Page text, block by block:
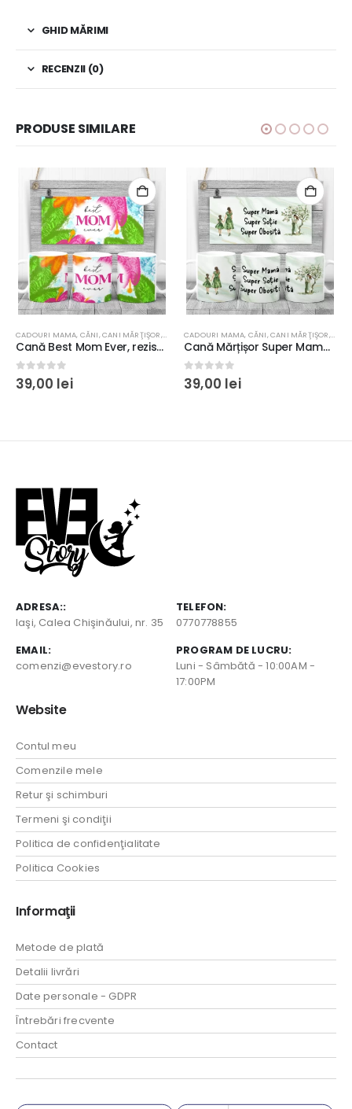
GHID MĂRIMI
RECENZII (0)
PRODUSE SIMILARE
CADOURI MAMA, CĂNI,CANI MĂRŢIŞOR,MĂRŢIŞOR
Cană Best Mom Ever, rezistentă la maşina de spălat vase, 350ml
0out of 5
39,00 lei
CADOURI MAMA, CĂNI,CANI MĂRŢIŞOR,
Cană Mărțișor Super Mamă, rezistentă la maşina de spălat vase, 350ml
0out of 5
39,00 lei
ADRESA::
Iaşi, Calea Chişinăului, nr. 35
TELEFON:
0770778855
EMAIL:
comenzi@evestory.ro
PROGRAM DE LUCRU:
Luni - Sâmbătă - 10:00AM -
17:00PM
Website
Contul meu
Comenzile mele
Retur şi schimburi
Termeni şi condiţii
Politica de confidenţialitate
Politica Cookies
Informaţii
Metode de plată
Detalii livrări
Date personale - GDPR
Întrebări frecvente
Contact